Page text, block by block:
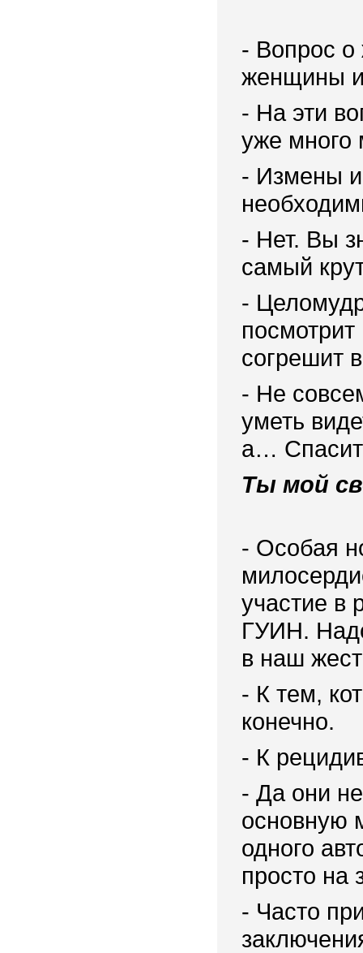
- Вопрос о
женщины
- На эти
уже много
- Измены
- Нет. Вы
самый
-
согрешит
- Не
уметь
а…
Ты мой
- Особая
участие в
ГУИН.
в наш
- К тем,
конечно.
- К
- Да они
основную
одного
просто на
- Часто